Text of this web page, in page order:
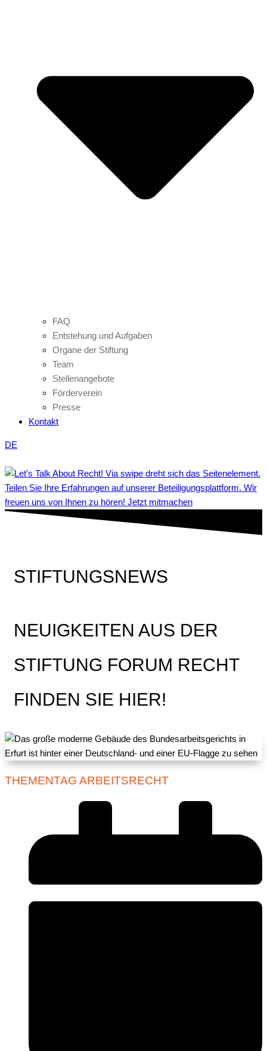
FAQ
Entstehung und Aufgaben
Organe der Stiftung
Team
Stellenangebote
Förderverein
Presse
Kontakt
DE
Teilen Sie Ihre Erfahrungen auf unserer Beteiligungsplattform. Wir
freuen uns von Ihnen zu hören! Jetzt mitmachen
STIFTUNGSNEWS
NEUIGKEITEN AUS DER
STIFTUNG FORUM RECHT
FINDEN SIE HIER!
THEMENTAG ARBEITSRECHT